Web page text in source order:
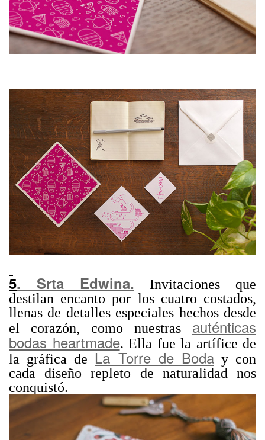
5. Srta Edwina. Invitaciones que
destilan encanto por los cuatro costados,
llenas de detalles especiales hechos desde
el corazón, como nuestras auténticas
bodas heartmade. Ella fue la artífice de
la gráfica de La Torre de Boday con
cada diseño repleto de naturalidad nos
conquistó.